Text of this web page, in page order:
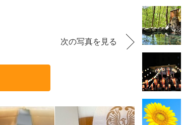
次の写真を見る